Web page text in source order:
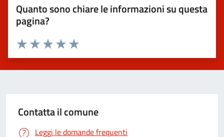
Quanto sono chiare le informazioni su questa
pagina?
Valuta 5 stelle su 5
Valuta 4 stelle su 5
Valuta 3 stelle su 5
Valuta 2 stelle su 5
Valuta 1 stelle su 5
Contatta il comune
Leggi le domande frequenti